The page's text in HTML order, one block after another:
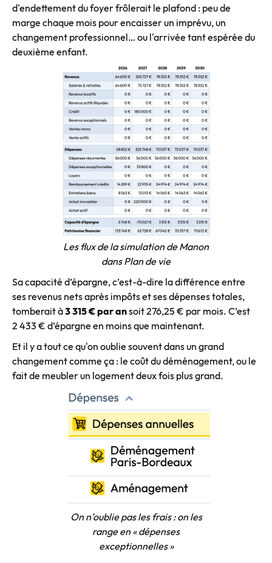
d'endettement du foyer frôlerait le plafond : peu de
marge chaque mois pour encaisser un imprévu, un
changement professionnel… ou l'arrivée tant espérée du
deuxième enfant.
Les flux de la simulation de Manon
dans Plan de vie
Sa capacité d’épargne, c’est-à-dire la différence entre
ses revenus nets après impôts et ses dépenses totales,
tomberait à3 315 € par ansoit 276,25 € par mois. C’est
2 433 € d’épargne en moins que maintenant.
Et il y a tout ce qu'on oublie souvent dans un grand
changement comme ça : le coût du déménagement, ou le
fait de meubler un logement deux fois plus grand.
On n’oublie pas les frais : on les
range en « dépenses
exceptionnelles »